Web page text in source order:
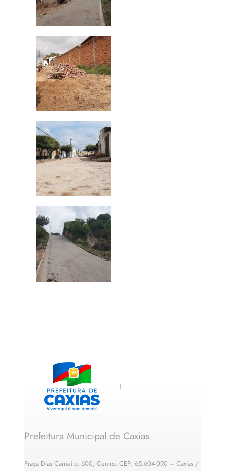
Prefeitura Municipal de Caxias
Praça Dias Carneiro, 600, Centro, CEP: 65.604-090 – Caxias /